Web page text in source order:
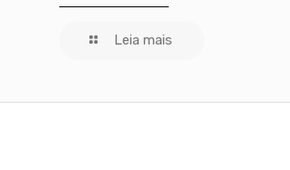
Leia mais